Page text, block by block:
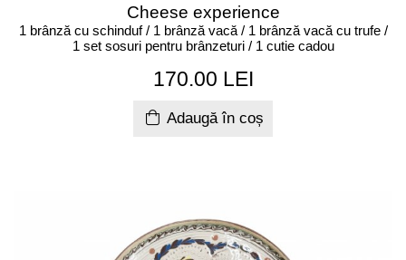
Cheese experience
1 brânză cu schinduf / 1 brânză vacă / 1 brânză vacă cu trufe /
1 set sosuri pentru brânzeturi / 1 cutie cadou
170.00 LEI
Adaugă în coș